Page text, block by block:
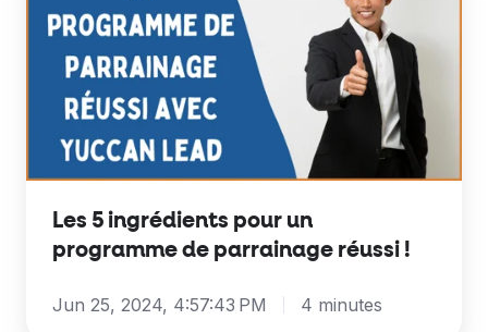
ingrédients
pour
programme
parrainage
réussiLes 5 ingrédients pour un
programme de parrainage réussi !
Jun 25, 2024, 4:57:43 PM 4 minutes